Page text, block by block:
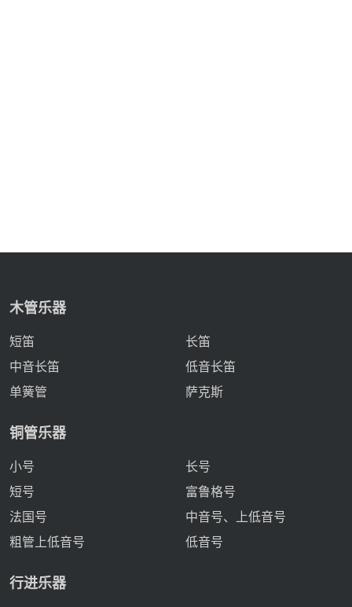
木管乐器
短笛
长笛
中音长笛
低音长笛
单簧管
萨克斯
铜管乐器
小号
长号
短号
富鲁格号
法国号
中音号、上低音号
粗管上低音号
低音号
行进乐器